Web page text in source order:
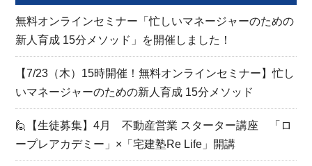
無料オンラインセミナー「忙しいマネージャーのための
新人育成 15分メソッド」を開催しました！
【7/23（木）15時開催！無料オンラインセミナー】忙し
いマネージャーのための新人育成 15分メソッド
🙋【生徒募集】4月 不動産営業 スターター講座 「ロ
ープレアカデミー」×「宅建塾Re Life」開講